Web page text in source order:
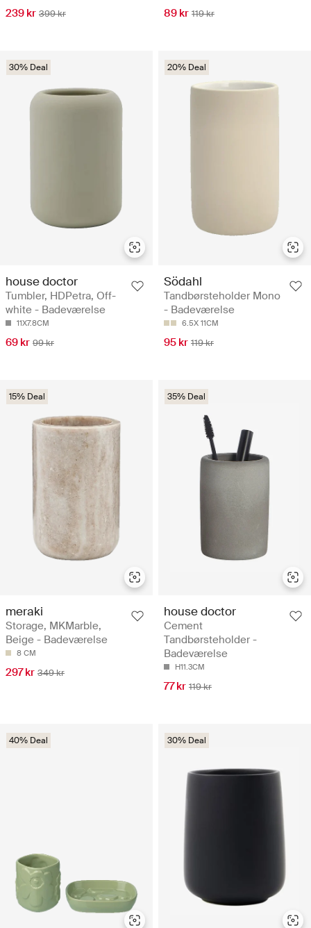
239 kr 399 kr 89 kr 119 kr
30% Deal
house doctor
Tumbler, HDPetra, Off-
white - Badeværelse
11X7.8CM
69 kr 99 kr
20% Deal
Södahl
Tandbørsteholder Mono
- Badeværelse
6.5X 11CM
95 kr 119 kr
15% Deal
meraki
Storage, MKMarble,
Beige - Badeværelse
8 CM
297 kr 349 kr
35% Deal
house doctor
Cement
Tandbørsteholder -
Badeværelse
H11.3CM
77 kr 119 kr
40% Deal 30% Deal